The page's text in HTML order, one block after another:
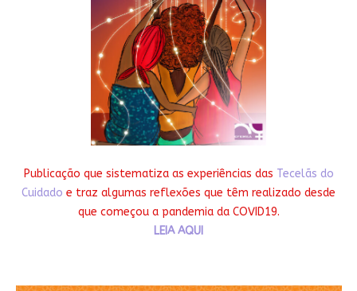
Publicação que sistematiza as experiências das Tecelãs do
Cuidado e traz algumas reflexões que têm realizado desde
que começou a pandemia da COVID19.
LEIA AQUI